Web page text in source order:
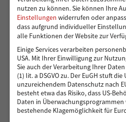
Vier Reifen für eine bessere
für Muhsin und seine Familie
488 Euro gedreht für den guten
Hotel Hamburg unterstützt
nutzen zu können.Sie können Ihre
Einstellungen widerrufen oder
dass aufgrund individueller
alle Funktionen der Website zur
Einige Services verarbeiten
USA. Mit Ihrer Einwilligung zur
Sie auch der Verarbeitung Ihrer
(1) lit. a DSGVO zu. Der EuGH stuft
unzureichendem Datenschutz nach
besteht etwa das Risiko, dass US-
Daten in
bestehende Klagemöglichkeit für